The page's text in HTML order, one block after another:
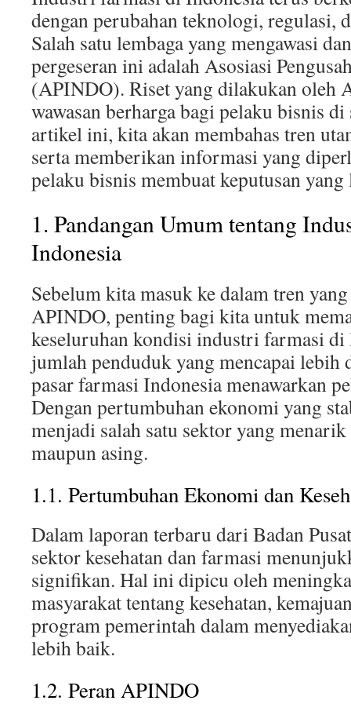
dengan perubahan teknologi, regulasi,
Salah satu lembaga yang mengawasi
pergeseran ini adalah Asosiasi
(APINDO). Riset yang dilakukan oleh
wawasan berharga bagi pelaku bisnis
artikel ini, kita akan membahas tren
serta memberikan informasi yang
pelaku bisnis membuat keputusan
1. Pandangan Umum tentang
Indonesia
Sebelum kita masuk ke dalam tren
APINDO, penting bagi kita untuk
keseluruhan kondisi industri farmasi di
jumlah penduduk yang mencapai lebih
pasar farmasi Indonesia menawarkan
Dengan pertumbuhan ekonomi yang
menjadi salah satu sektor yang
maupun asing.
1.1. Pertumbuhan Ekonomi dan
Dalam laporan terbaru dari Badan
sektor kesehatan dan farmasi
signifikan. Hal ini dipicu oleh
masyarakat tentang kesehatan,
program pemerintah dalam
lebih baik.
1.2. Peran APINDO